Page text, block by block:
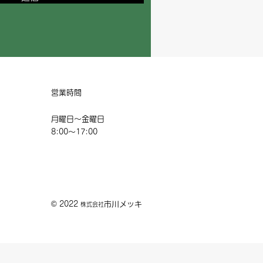
​営業時間
月曜日～金曜日
8:00〜17:00
© 2022 株式会社市川メッキ